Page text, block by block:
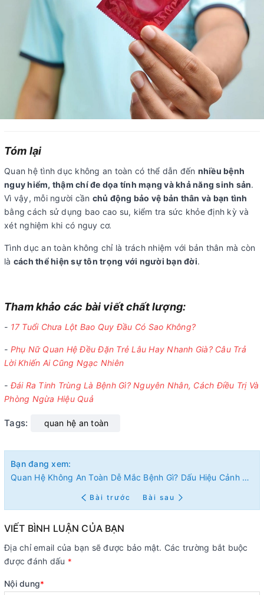
Tóm lại
Quan hệ tình dục không an toàn có thể dẫn đến nhiều bệnh
nguy hiểm, thậm chí đe dọa tính mạng và khả năng sinh sản.
Vì vậy, mỗi người cần chủ động bảo vệ bản thân và bạn tình
bằng cách sử dụng bao cao su, kiểm tra sức khỏe định kỳ và
xét nghiệm khi có nguy cơ.
Tình dục an toàn không chỉ là trách nhiệm với bản thân mà còn
là cách thể hiện sự tôn trọng với người bạn đời.
Tham khảo các bài viết chất lượng:
- 17 Tuổi Chưa Lột Bao Quy Đầu Có Sao Không?
- Phụ Nữ Quan Hệ Đều Đặn Trẻ Lâu Hay Nhanh Già? Câu Trả
Lời Khiến Ai Cũng Ngạc Nhiên
- Đái Ra Tinh Trùng Là Bệnh Gì? Nguyên Nhân, Cách Điều Trị Và
Phòng Ngừa Hiệu Quả
Tags: quan hệ an toàn
Bạn đang xem:
Quan Hệ Không An Toàn Dễ Mắc Bệnh Gì? Dấu Hiệu Cảnh Báo Và Thời Điểm Nên Xét Nghiệm
Bài trước Bài sau
VIẾT BÌNH LUẬN CỦA BẠN
Địa chỉ email của bạn sẽ được bảo mật. Các trường bắt buộc
được đánh dấu *
Nội dung*